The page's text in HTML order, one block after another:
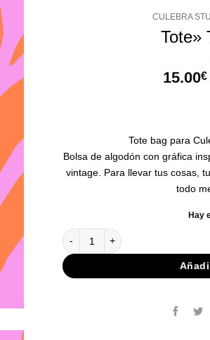
CULEBRA
Tote»
15.00€
Tote bag para
Bolsa de algodón con gráfica
vintage. Para llevar tus cosas,
todo
Hay
Tote" Tu ex no" cantidad